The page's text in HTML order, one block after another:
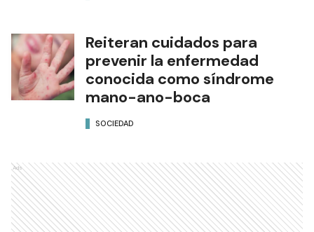
Reiteran cuidados para
prevenir la enfermedad
conocida como síndrome
mano-ano-boca
SOCIEDAD
Ads